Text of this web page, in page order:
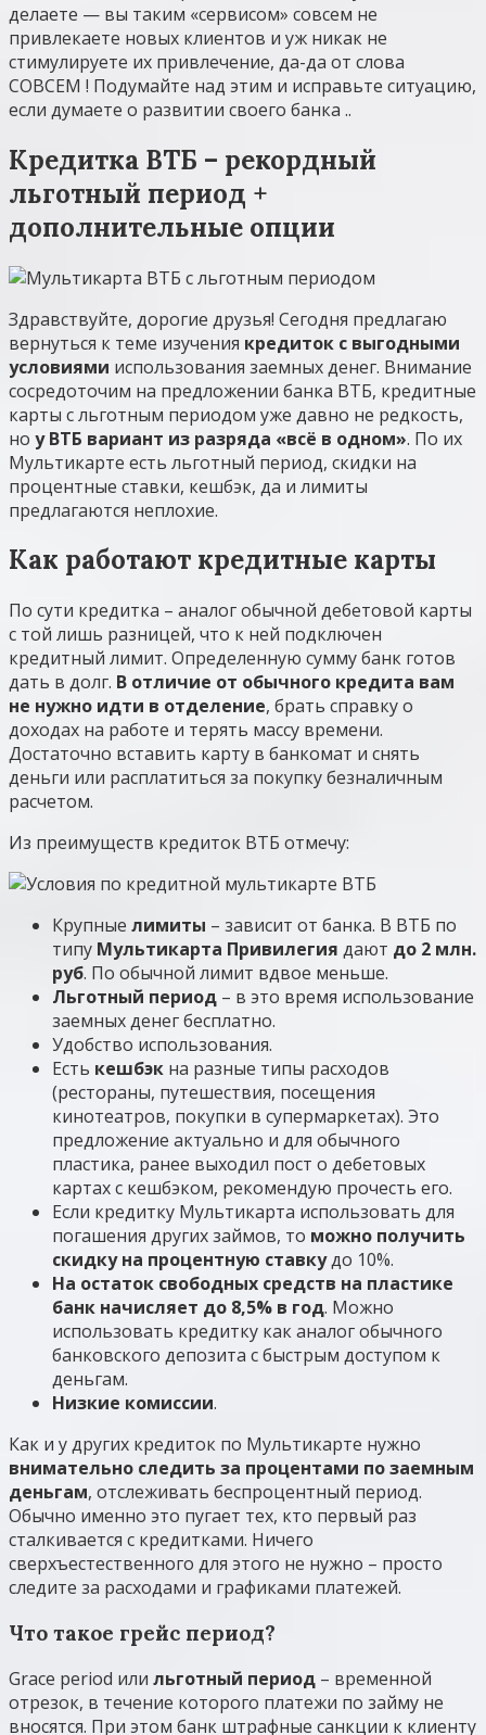
делаете — вы таким «сервисом» совсем не
привлекаете новых клиентов и уж никак не
стимулируете их привлечение, да-да от слова
СОВСЕМ ! Подумайте над этим и исправьте ситуацию,
если думаете о развитии своего банка ..
Кредитка ВТБ – рекордный
льготный период +
дополнительные опции
Здравствуйте, дорогие друзья! Сегодня предлагаю
вернуться к теме изучения кредиток с выгодными
условиями использования заемных денег. Внимание
сосредоточим на предложении банка ВТБ, кредитные
карты с льготным периодом уже давно не редкость,
но у ВТБ вариант из разряда «всё в одном». По их
Мультикарте есть льготный период, скидки на
процентные ставки, кешбэк, да и лимиты
предлагаются неплохие.
Как работают кредитные карты
По сути кредитка – аналог обычной дебетовой карты
с той лишь разницей, что к ней подключен
кредитный лимит. Определенную сумму банк готов
дать в долг. В отличие от обычного кредита вам
не нужно идти в отделение, брать справку о
доходах на работе и терять массу времени.
Достаточно вставить карту в банкомат и снять
деньги или расплатиться за покупку безналичным
расчетом.
Из преимуществ кредиток ВТБ отмечу:
Крупные лимиты – зависит от банка. В ВТБ по
типу Мультикарта Привилегия дают до 2 млн.
руб. По обычной лимит вдвое меньше.
Льготный период – в это время использование
заемных денег бесплатно.
Удобство использования.
Есть кешбэк на разные типы расходов
(рестораны, путешествия, посещения
кинотеатров, покупки в супермаркетах). Это
предложение актуально и для обычного
пластика, ранее выходил пост о дебетовых
картах с кешбэком, рекомендую прочесть его.
Если кредитку Мультикарта использовать для
погашения других займов, то можно получить
скидку на процентную ставкудо 10%.
На остаток свободных средств на пластике
банк начисляет до 8,5% в год. Можно
использовать кредитку как аналог обычного
банковского депозита с быстрым доступом к
деньгам.
Низкие комиссии.
Как и у других кредиток по Мультикарте нужно
внимательно следить за процентами по заемным
деньгам, отслеживать беспроцентный период.
Обычно именно это пугает тех, кто первый раз
сталкивается с кредитками. Ничего
сверхъестественного для этого не нужно – просто
следите за расходами и графиками платежей.
Что такое грейс период?
Grace period или льготный период – временной
отрезок, в течение которого платежи по займу не
вносятся. При этом банк штрафные санкции к клиенту